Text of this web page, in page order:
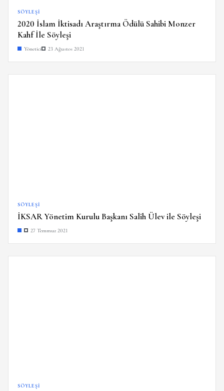
SÖYLEŞI
2020 İslam İktisadı Araştırma Ödülü Sahibi Monzer
Kahf İle Söyleşi
Yönetici 23 Ağustos 2021
SÖYLEŞI
İKSAR Yönetim Kurulu Başkanı Salih Ülev ile Söyleşi
27 Temmuz 2021
SÖYLEŞI